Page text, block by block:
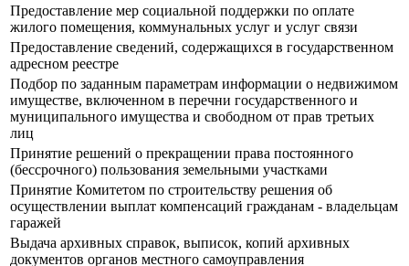
Предоставление мер социальной поддержки по оплате
жилого помещения, коммунальных услуг и услуг связи
Предоставление сведений, содержащихся в государственном
адресном реестре
Подбор по заданным параметрам информации о недвижимом
имуществе, включенном в перечни государственного и
муниципального имущества и свободном от прав третьих
лиц
Принятие решений о прекращении права постоянного
(бессрочного) пользования земельными участками
Принятие Комитетом по строительству решения об
осуществлении выплат компенсаций гражданам - владельцам
гаражей
Выдача архивных справок, выписок, копий архивных
документов органов местного самоуправления